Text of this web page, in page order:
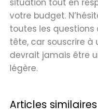
votre budget.
toutes les
tête, car souscrire à
devrait jamais être
légère.
Articles similaires